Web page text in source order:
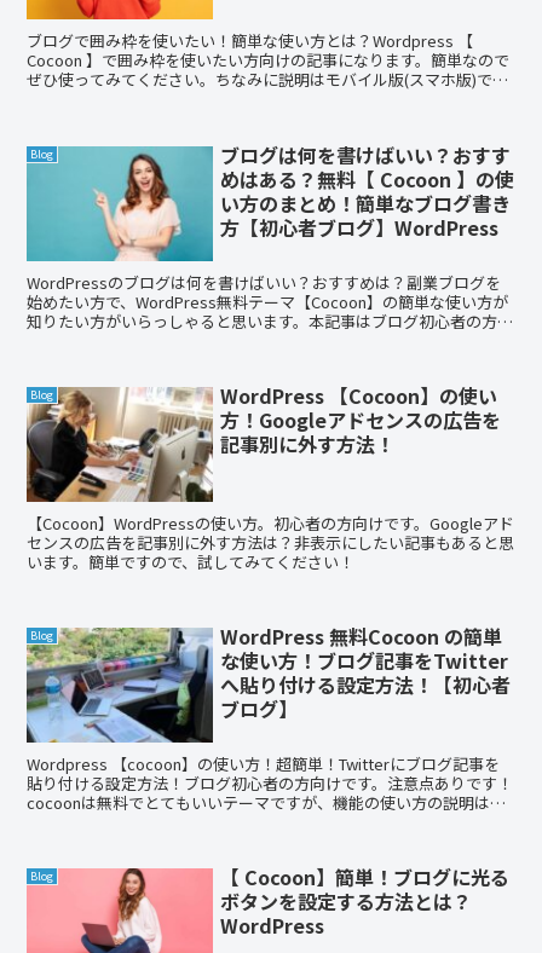
ブログで囲み枠を使いたい！簡単な使い方とは？Wordpress 【
Cocoon 】で囲み枠を使いたい方向けの記事になります。簡単なので
ぜひ使ってみてください。ちなみに説明はモバイル版(スマホ版)で
Blog
ブログは何を書けばいい？おすす
めはある？無料【 Cocoon 】の使
い方のまとめ！簡単なブログ書き
方【初心者ブログ】WordPress
WordPressのブログは何を書けばいい？おすすめは？副業ブログを
始めたい方で、WordPress無料テーマ【Cocoon】の簡単な使い方が
知りたい方がいらっしゃると思います。本記事はブログ初心者の方で
Blog
WordPress 【Cocoon】の使い
方！Googleアドセンスの広告を
記事別に外す方法！
【Cocoon】WordPressの使い方。初心者の方向けです。Googleアド
センスの広告を記事別に外す方法は？非表示にしたい記事もあると思
います。簡単ですので、試してみてください！
Blog
WordPress 無料Cocoon の簡単
な使い方！ブログ記事をTwitter
へ貼り付ける設定方法！【初心者
ブログ】
Wordpress 【cocoon】の使い方！超簡単！Twitterにブログ記事を
貼り付ける設定方法！ブログ初心者の方向けです。注意点ありです！
cocoonは無料でとてもいいテーマですが、機能の使い方の説明は自
Blog
【 Cocoon】簡単！ブログに光る
ボタンを設定する方法とは？
WordPress